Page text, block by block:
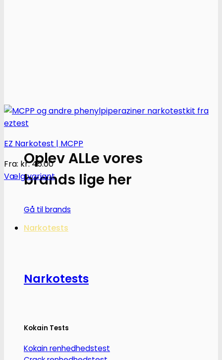
Oplev ALLe vores
brands lige her
Gå til brands
Narkotests
Narkotests
Kokain Tests
Kokain renhedhedstest
EZ Narkotest | MCPP
Fra: kr.45.00
Vælg variant
Dette
flere
vælges